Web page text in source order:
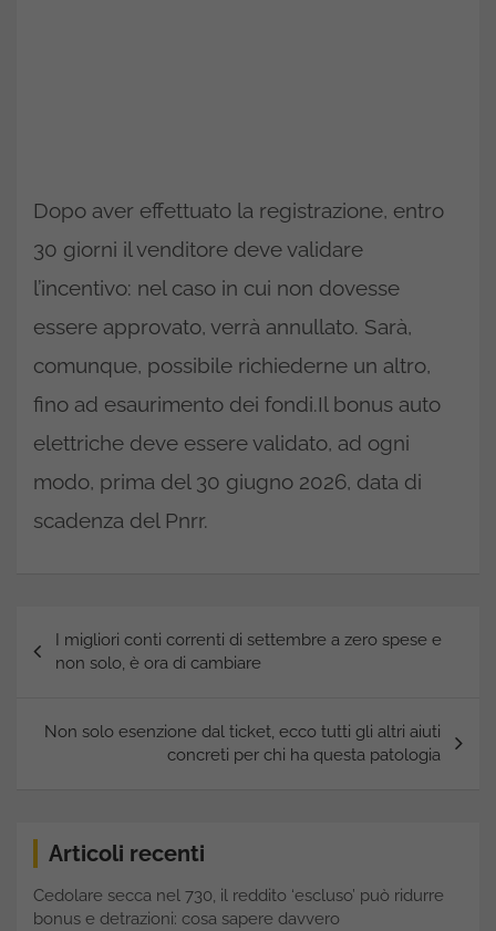
Dopo aver effettuato la registrazione, entro
30 giorni il venditore deve validare
l’incentivo: nel caso in cui non dovesse
essere approvato, verrà annullato. Sarà,
comunque, possibile richiederne un altro,
fino ad esaurimento dei fondi.Il bonus auto
elettriche deve essere validato, ad ogni
modo, prima del 30 giugno 2026, data di
scadenza del Pnrr.
Navigazione
articoli
I migliori conti correnti di settembre a zero spese e
non solo, è ora di cambiare
Non solo esenzione dal ticket, ecco tutti gli altri aiuti
concreti per chi ha questa patologia
Articoli recenti
Cedolare secca nel 730, il reddito ‘escluso’ può ridurre
bonus e detrazioni: cosa sapere davvero